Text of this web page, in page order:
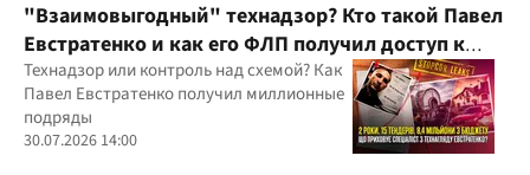
"Взаимовыгодный" технадзор? Кто такой Павел
Евстратенко и как его ФЛП получил доступ к
бюджетным миллионам?
Технадзор или контроль над схемой? Как
Павел Евстратенко получил миллионные
подряды
30.07.2026 14:00